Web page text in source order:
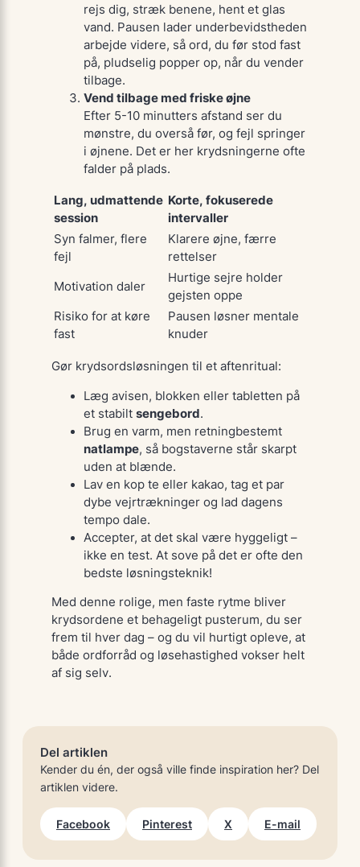
rejs dig, stræk benene, hent et glas
vand. Pausen lader underbevidstheden
arbejde videre, så ord, du før stod fast
på, pludselig popper op, når du vender
tilbage.
Vend tilbage med friske øjne
Efter 5-10 minutters afstand ser du
mønstre, du overså før, og fejl springer
i øjnene. Det er her kryds­ningerne ofte
falder på plads.
Lang, udmattende
session
Korte, fokuserede
intervaller
Syn falmer, flere
fejl
Klarere øjne, færre
rettelser
Motivation daler
Hurtige sejre holder
gejsten oppe
Risiko for at køre
fast
Pausen løsner mentale
knuder
Gør krydsordsløsningen til et aftenritual:
Læg avisen, blokken eller tabletten på
et stabilt sengebord.
Brug en varm, men retning­bestemt
natlampe, så bogstaverne står skarpt
uden at blænde.
Lav en kop te eller kakao, tag et par
dybe vejrtrækninger og lad dagens
tempo dale.
Accepter, at det skal være hyggeligt –
ikke en test. At sove på det er ofte den
bedste løsningsteknik!
Med denne rolige, men faste rytme bliver
krydsordene et behageligt pusterum, du ser
frem til hver dag – og du vil hurtigt opleve, at
både ordforråd og løsehastighed vokser helt
af sig selv.
Del artiklen
Kender du én, der også ville finde inspiration her? Del
artiklen videre.
Facebook Pinterest X E-mail